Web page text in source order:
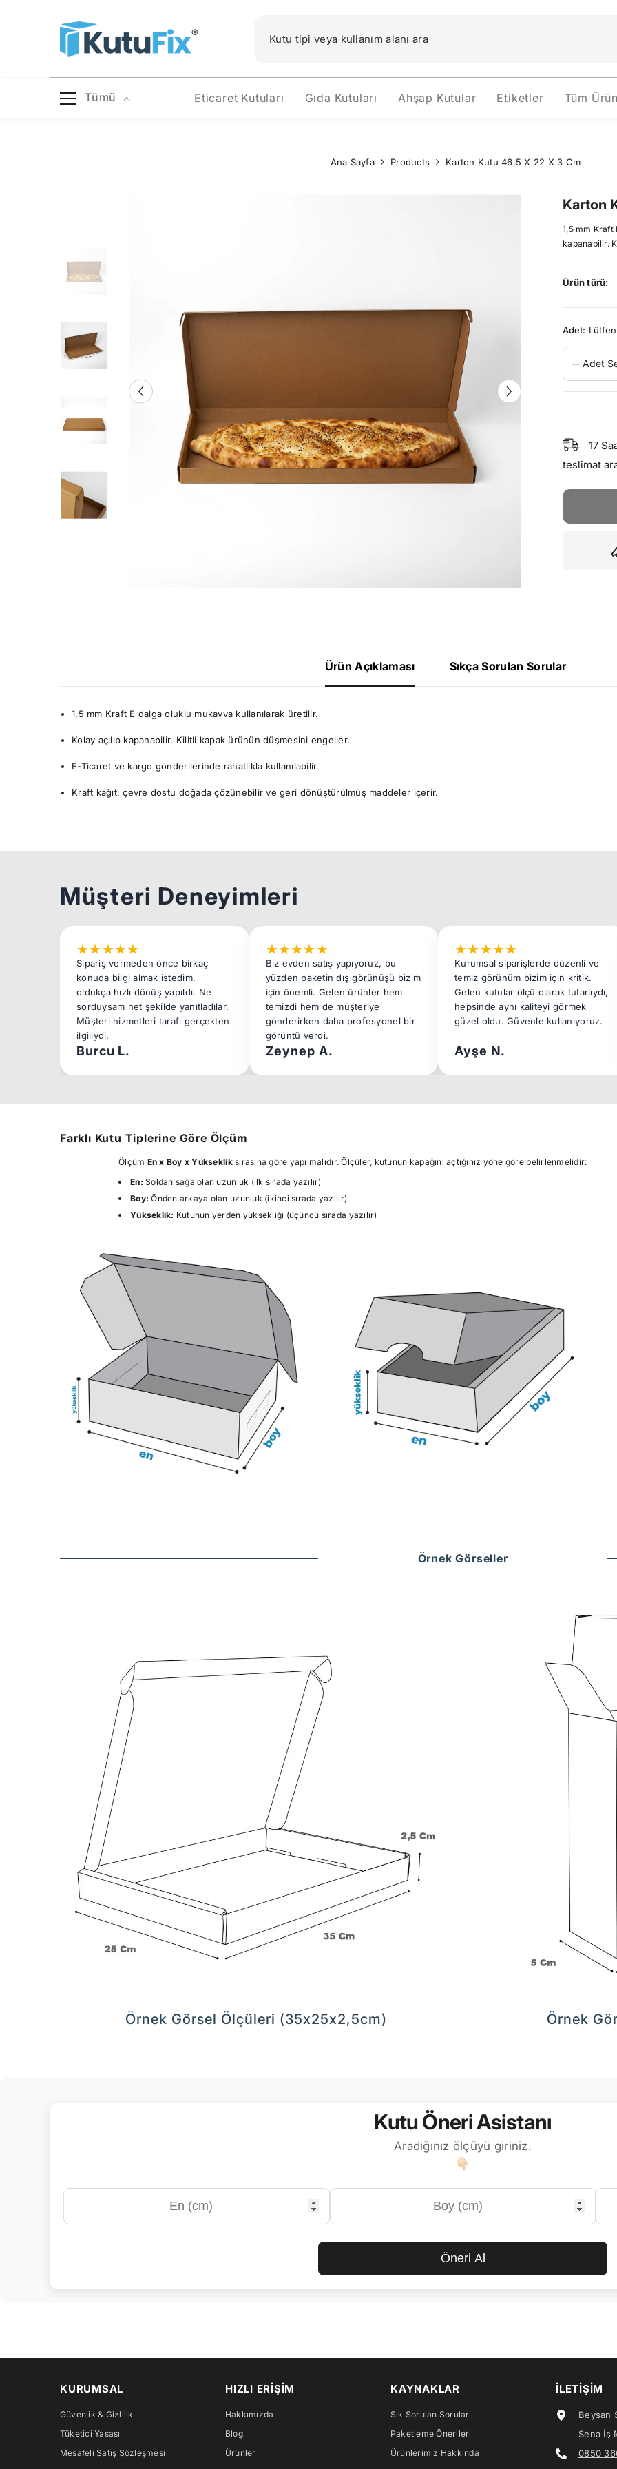
Tümü Eticaret Kutuları Gıda Kutuları Ahşap Kutular Etiketler Tüm
Ana Sayfa Products Karton Kutu 46,5 X 22 X 3 Cm
Karton
1,5 mm Kraft
kapanabilir.
Ürün türü:
Adet:
-- Adet
17
teslimat
Ürün Açıklaması Sıkça Sorulan Sorular
1,5 mm Kraft E dalga oluklu mukavva kullanılarak üretilir.
Kolay açılıp kapanabilir. Kilitli kapak ürünün düşmesini engeller.
E-Ticaret ve kargo gönderilerinde rahatlıkla kullanılabilir.
Kraft kağıt, çevre dostu doğada çözünebilir ve geri dönüştürülmüş maddeler içerir.
Müşteri Deneyimleri
★★★★★
Sipariş vermeden önce birkaç
konuda bilgi almak istedim,
oldukça hızlı dönüş yapıldı. Ne
sorduysam net şekilde yanıtladılar.
Müşteri hizmetleri tarafı gerçekten
ilgiliydi.
Burcu L.
★★★★★
Biz evden satış yapıyoruz, bu
yüzden paketin dış görünüşü bizim
için önemli. Gelen ürünler hem
temizdi hem de müşteriye
gönderirken daha profesyonel bir
görüntü verdi.
Zeynep A.
★★★★★
Kurumsal siparişlerde düzenli ve
temiz görünüm bizim için kritik.
Gelen kutular ölçü olarak tutarlıydı,
hepsinde aynı kaliteyi görmek
güzel oldu. Güvenle kullanıyoruz.
Ayşe N.
Farklı Kutu Tiplerine Göre Ölçüm
Ölçüm En x Boy x Yüksekliksırasına göre yapılmalıdır. Ölçüler, kutunun kapağını açtığınız yöne göre belirlenmelidir:
En: Soldan sağa olan uzunluk (ilk sırada yazılır)
Boy: Önden arkaya olan uzunluk (ikinci sırada yazılır)
Yükseklik: Kutunun yerden yüksekliği (üçüncü sırada yazılır)
Örnek Görseller
Örnek Görsel Ölçüleri (35x25x2,5cm) Örnek
Kutu Öneri Asistanı
Aradığınız ölçüyü giriniz.
Öneri Al
KURUMSAL
Güvenlik & Gizlilik
Tüketici Yasası
Mesafeli Satış Sözleşmesi
HIZLI ERIŞIM
Hakkımızda
Blog
Ürünler
KAYNAKLAR
Sık Sorulan Sorular
Paketleme Önerileri
Ürünlerimiz Hakkında
İLETIŞIM
Beysan
Sena İş
0850